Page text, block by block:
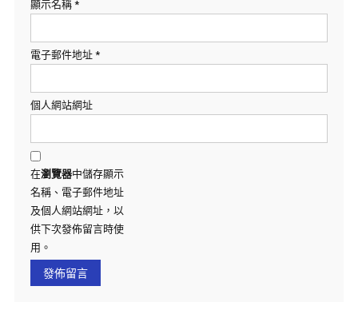
顯示名稱 *
電子郵件地址 *
個人網站網址
在瀏覽器中儲存顯示
名稱、電子郵件地址
及個人網站網址，以
供下次發佈留言時使
用。